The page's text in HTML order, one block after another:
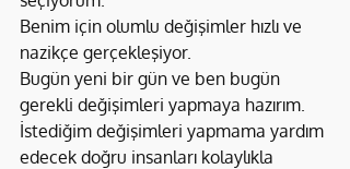
Benim için olumlu değişimler hızlı ve
nazikçe gerçekleşiyor.
Bugün yeni bir gün ve ben bugün
gerekli değişimleri yapmaya hazırım.
İstediğim değişimleri yapmama yardım
edecek doğru insanları kolaylıkla